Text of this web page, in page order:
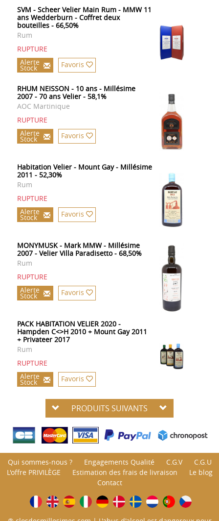
SVM - Scheer Velier Main Rum - MMW 11
ans Wedderburn - Coffret deux
bouteilles - 66,50%
Rum
RUPTURE
Alerte
Stock Favoris
RHUM NEISSON - 10 ans - Millésime
2007 - 70 ans Velier - 58,1%
AOC Martinique
RUPTURE
Alerte
Stock Favoris
Habitation Velier - Mount Gay - Millésime
2011 - 52,30%
Rum
RUPTURE
Alerte
Stock Favoris
MONYMUSK - Mark MMW - Millésime
2007 - Velier Villa Paradisetto - 68,50%
Rum
RUPTURE
Alerte
Stock Favoris
PACK HABITATION VELIER 2020 -
Hampden C<>H 2010 + Mount Gay 2011
+ Privateer 2017
Rum
RUPTURE
Alerte
Stock Favoris
PRODUITS SUIVANTS
Qui sommes-nous ? Engagements Qualité C.G.V
C.G.U
L'offre PRIVILÈGE
Estimation des frais de livraison
Le blog
Contact